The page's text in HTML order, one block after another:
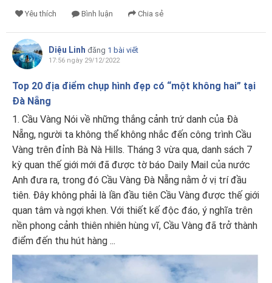
Yêu thích Bình luận Chia sẻ
Diệu Linh đăng 1 bài viết
17:56 ngày 29/12/2022
Top 20 địa điểm chụp hình đẹp có “một không hai” tại
Đà Nẵng
1. Cầu Vàng Nói về những thắng cảnh trứ danh của Đà
Nẵng, người ta không thể không nhắc đến công trình Cầu
Vàng trên đỉnh Bà Nà Hills. Tháng 3 vừa qua, danh sách 7
kỳ quan thế giới mới đã được tờ báo Daily Mail của nước
Anh đưa ra, trong đó Cầu Vàng Đà Nẵng nằm ở vị trí đầu
tiên. Đây không phải là lần đầu tiên Cầu Vàng được thế giới
quan tâm và ngợi khen. Với thiết kế độc đáo, ý nghĩa trên
nền phong cảnh thiên nhiên hùng vĩ, Cầu Vàng đã trở thành
điểm đến thu hút hàng ...